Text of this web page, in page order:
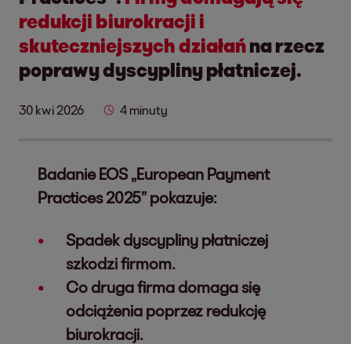
redukcji biurokracji i
skuteczniejszych działańna rzecz
poprawy dyscypliny płatniczej.
30 kwi 2026 4 minuty
Badanie EOS „European Payment
Practices 2025” pokazuje:
Spadek dyscypliny płatniczej
szkodzi firmom.
Co druga firma domaga się
odciążenia poprzez redukcję
biurokracji.